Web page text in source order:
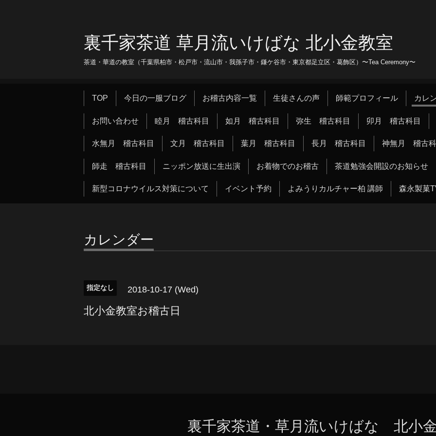
裏千家茶道 草月流いけばな 北小金教室
茶道・華道の教室（千葉県柏市・松戸市・流山市・我孫子市・鎌ケ谷市・東京都足立区・葛飾区）〜Tea Ceremony〜
TOP 今日の一服ブログ お稽古内容一覧 生徒さんの声 師範プロフィール カレ
お問い合わせ 睦月 稽古科目 如月 稽古科目 弥生 稽古科目 卯月 稽古科目
水無月 稽古科目 文月 稽古科目 葉月 稽古科目 長月 稽古科目 神無月 稽古
師走 稽古科目 ニッポン放送に生出演 お着物でのお稽古 茶道勉強会開設のお知らせ
新型コロナウイルス対策について イベント予約 よみうりカルチャー柏 講師 森永製菓
カレンダー
指定なし 2018-10-17 (Wed)
北小金教室お稽古日
裏千家茶道・草月流いけばな 北小